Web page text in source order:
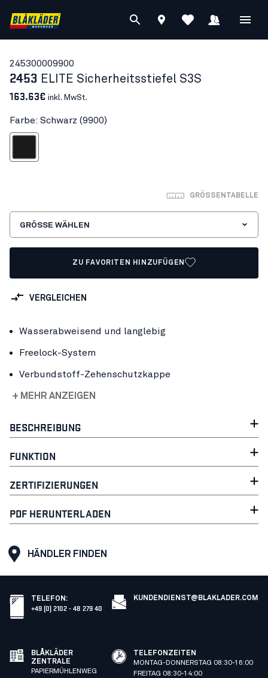
245300009900
2453 ELITE Sicherheitsstiefel S3S
163.63€ inkl. MwSt.
Farbe: Schwarz (9900)
GRÖSSENTABELLE
GRÖSSE WÄHLEN
ZU FAVORITEN HINZUFÜGEN
VERGLEICHEN
Wasserabweisend und langlebig
Freelock-System
Verbundstoff-Zehenschutzkappe
+ MEHR ANZEIGEN
BESCHREIBUNG
FUNKTION
ZERTIFIZIERUNGEN
PDF HERUNTERLADEN
HÄNDLER FINDEN
TELEFON :
+49 (0) 2102 - 48 279 40
KUNDENDIENST@BLAKLADER.COM
BLÅKLÄDER
ZENTRALE
PAPIERMÜHLENWEG
TELEFONZEITEN
MONTAG-DONNERSTAG 08:30-16:00
FREITAG 08:30-14:00